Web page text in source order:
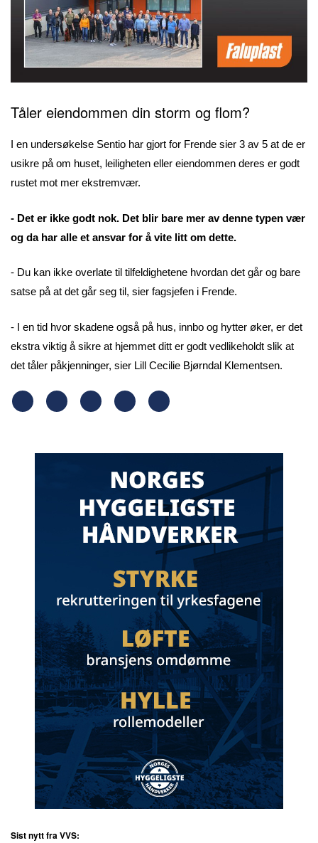
Tåler eiendommen din storm og flom?
I en undersøkelse Sentio har gjort for Frende sier 3 av 5 at de er
usikre på om huset, leiligheten eller eiendommen deres er godt
rustet mot mer ekstremvær.
- Det er ikke godt nok. Det blir bare mer av denne typen vær
og da har alle et ansvar for å vite litt om dette.
- Du kan ikke overlate til tilfeldighetene hvordan det går og bare
satse på at det går seg til, sier fagsjefen i Frende.
- I en tid hvor skadene også på hus, innbo og hytter øker, er det
ekstra viktig å sikre at hjemmet ditt er godt vedlikeholdt slik at
det tåler påkjenninger, sier Lill Cecilie Bjørndal Klementsen.
Sist nytt fra VVS: